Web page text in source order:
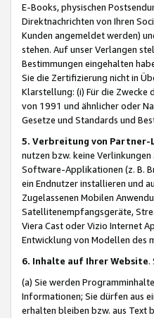
E-Books, physischen
Direktnachrichten von Ihren
Kunden angemeldet werden)
stehen. Auf unser Verlangen
Bestimmungen eingehalten
Sie die Zertifizierung nicht in
Klarstellung: (i) Für die Zwecke
von 1991 und ähnlicher oder
Gesetze und Standards und
5. Verbreitung von Partner-
nutzen bzw. keine
Software-Applikationen (z. B.
ein Endnutzer installieren und
Zugelassenen Mobilen
Satellitenempfangsgeräte,
Viera Cast oder Vizio Internet
Entwicklung von Modellen des
6. Inhalte auf Ihrer Website.
(a) Sie werden
Informationen; Sie dürfen aus
erhalten bleiben bzw. aus Text